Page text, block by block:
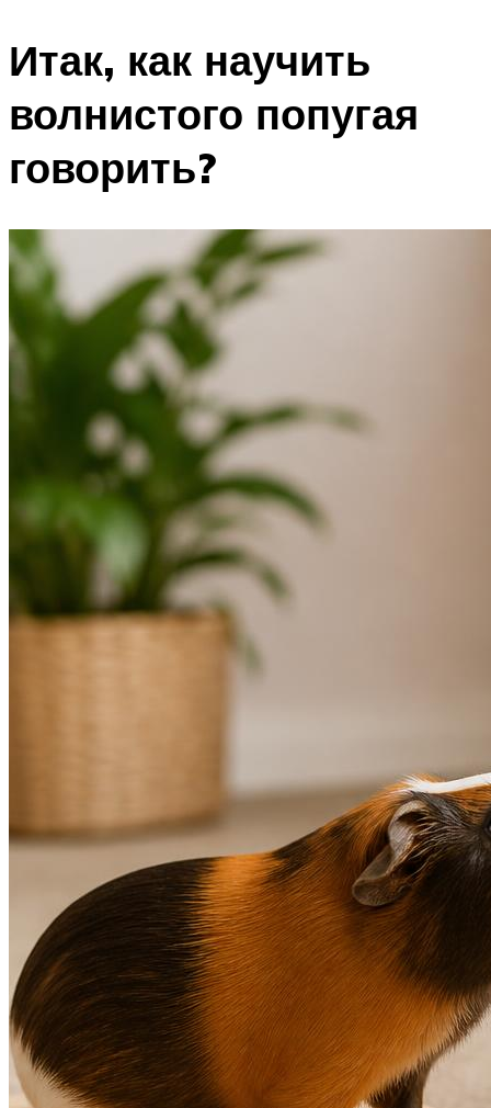
Итак, как научить
волнистого попугая
говорить?